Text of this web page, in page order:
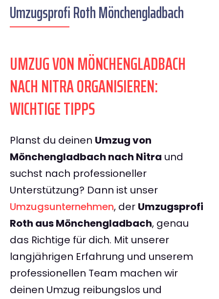
Umzugsprofi Roth Mönchengladbach
UMZUG VON MÖNCHENGLADBACH
NACH NITRA ORGANISIEREN:
WICHTIGE TIPPS
Planst du deinen Umzug von
Mönchengladbach nach Nitra und
suchst nach professioneller
Unterstützung? Dann ist unser
Umzugsunternehmen, der Umzugsprofi
Roth aus Mönchengladbach, genau
das Richtige für dich. Mit unserer
langjährigen Erfahrung und unserem
professionellen Team machen wir
deinen Umzug reibungslos und